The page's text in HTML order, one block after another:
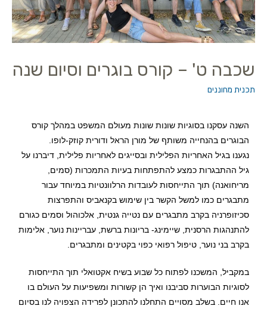
שכבה ט' – קורס בוגרים וסיום שנה
תכנית מחוננים
השנה עסקנו בסוגיות שונות שונות מעולם המשפט במהלך קורס
הבוגרים בהנחייה משותף של מורן הראל ודורית קוזק-לופו.
נגענו בגיל האחריות הפלילית ובסייגים לאחריות פלילית, דיברנו על
גיל ההתבגרות כמצע להתפתחות בעיות התמכרות (סמים,
מריחואנה) תוך התייחסות לעובדות הרלוונטיות במיוחד עבור
מתבגרים כמו למשל הקשר בין שימוש בקנאביס והתפרצות
סכיזופרניה בקרב מתבגרים עם נטייה גנטית, אלכוהול וסמים כגורם
להתנהגות הרסנית, שיימינג- בריונות ברשת, עבריינות נוער, אלימות
בקרב בני נוער, טיפול רפואי כפוי בקטינים ומתבגרים.
במקביל, המשכנו לפתוח כל שבוע בשיח אקטואלי תוך התייחסות
לסוגיות הבוערות סביבנו ואיך הן קשורות ומשפיעות על העולם בו
אנו חיים. בשלב מסויים התחלנו להתכונן לפרידה הצפויה לנו בסיום